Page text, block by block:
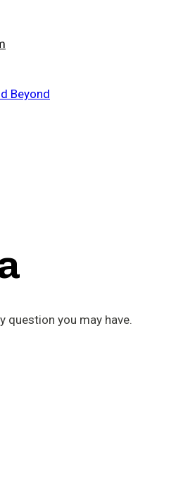
question you may have.